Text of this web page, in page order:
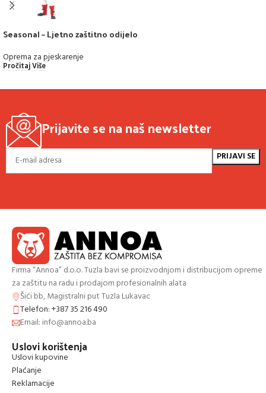
Seasonal – Ljetno zaštitno odijelo
Oprema za pjeskarenje
Pročitaj Više
Prijavite se na naš newsletter
Firma “Annoa” d.o.o. Tuzla bavi se proizvodnjom i distribucijom opreme
za zaštitu na radu i prodajom profesionalnih alata
Šići bb, Magistralni put Tuzla Lukavac
Telefon: +387 35 216 490
Email: info@annoa.ba
Uslovi korištenja
Uslovi kupovine
Plaćanje
Reklamacije